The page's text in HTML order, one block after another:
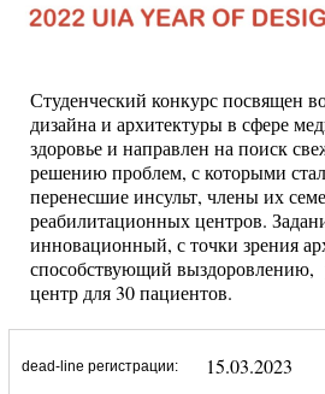
Студенческий конкурс посвящен
дизайна и архитектуры в сфере
здоровье и направлен на поиск
решению проблем, с которыми
перенесшие инсульт, члены их
реабилитационных центров.
инновационный, с точки зрения
способствующий выздоровлению,
центр для 30 пациентов.
dead-line регистрации: 15.03.2023